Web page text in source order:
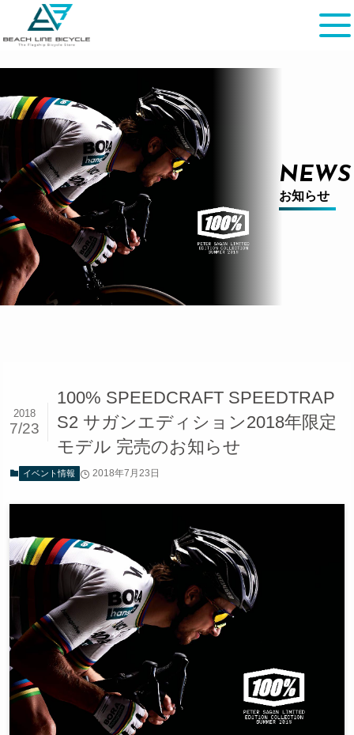
NEWS
お知らせ
100% SPEEDCRAFT SPEEDTRAP
S2 サガンエディション2018年限定
モデル 完売のお知らせ
2018
7/23
イベント情報 2018年7月23日